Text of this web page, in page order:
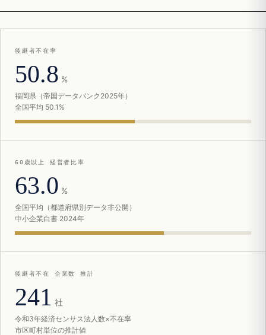
後継者不在率
50.8 %
福岡県（帝国データバンク2025年）
全国平均 50.1%
60歳以上 経営者比率
63.0 %
全国平均（都道府県別データ非公開）
中小企業白書 2024年
後継者不在 企業数 推計
241 社
令和3年経済センサス法人数×不在率
市区町村単位の推計値